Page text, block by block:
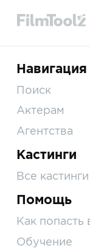
Навигация
Поиск
Актерам
Агентства
Кастинги
Все кастинги
Помощь
Как попасть
Обучение